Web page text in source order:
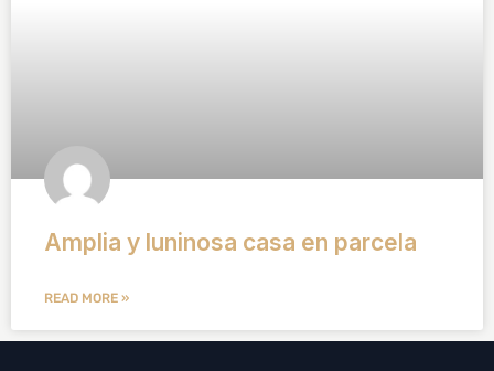
Amplia y luninosa casa en parcela
READ MORE »